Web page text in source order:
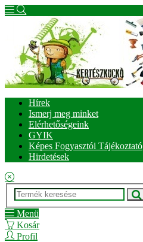
Hírek
Ismerj meg minket
Elérhetőségeink
GYIK
Képes Fogyasztói Tájékoztató
Hirdetések
Menü
Kosár
Profil